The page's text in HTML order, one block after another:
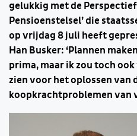
gelukkig met de
Pensioenstelsel’ die
op vrijdag 8 juli heeft
Han Busker: ‘Plannen
prima, maar ik zou toch
zien voor het oplossen van
koopkrachtproblemen van